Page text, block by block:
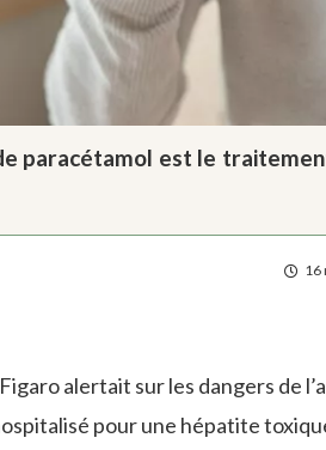
paracétamol est le
16
alertait sur les dangers de
pour une hépatite